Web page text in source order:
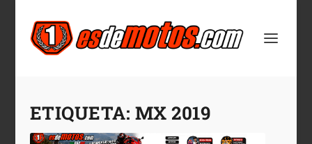
ETIQUETA: MX 2019